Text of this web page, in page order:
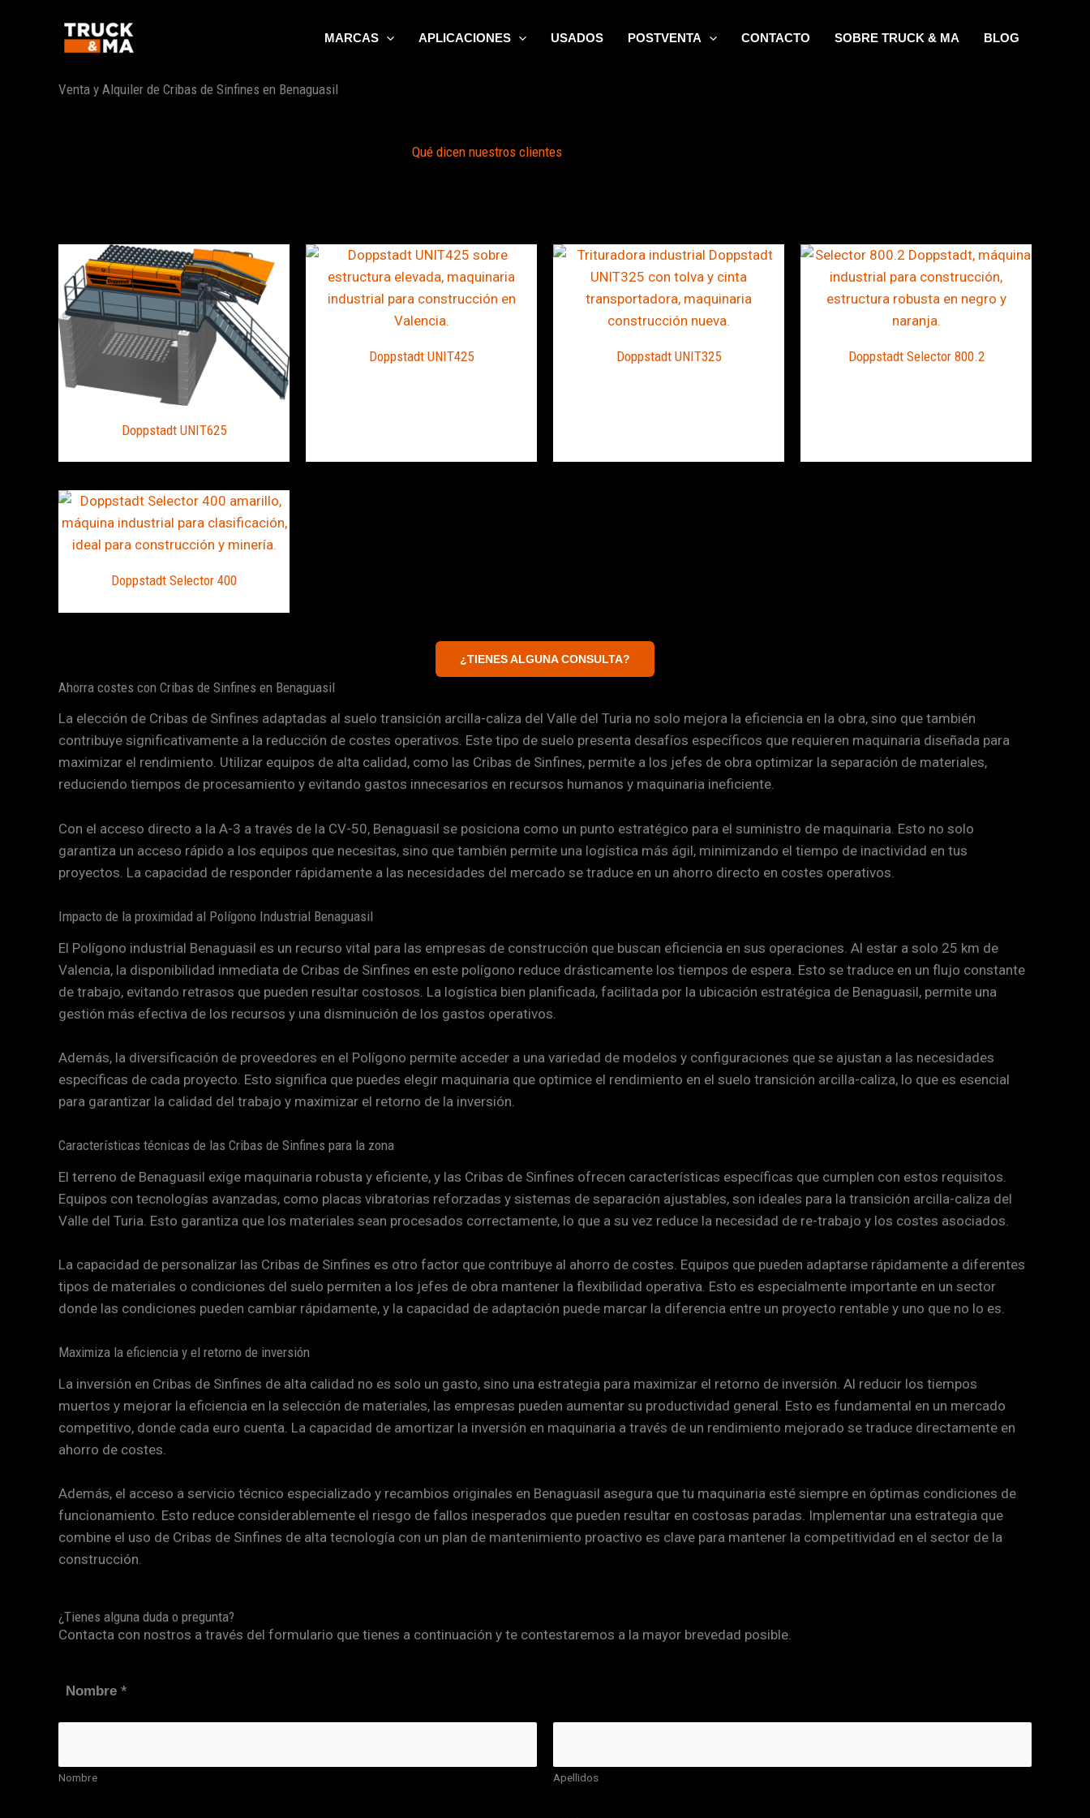
MARCAS APLICACIONES USADOS POSTVENTA CONTACTO SOBRE TRUCK & MA BLOG
Venta y Alquiler de Cribas de Sinfines en Benaguasil
Qué dicen nuestros clientes
Doppstadt UNIT625
Doppstadt UNIT425 Doppstadt UNIT325 Doppstadt Selector 800.2
Doppstadt Selector 400
¿TIENES ALGUNA CONSULTA?
Ahorra costes con Cribas de Sinfines en Benaguasil
La elección de Cribas de Sinfines adaptadas al suelo transición arcilla-caliza del Valle del Turia no solo mejora la eficiencia en la obra, sino que también
contribuye significativamente a la reducción de costes operativos. Este tipo de suelo presenta desafíos específicos que requieren maquinaria diseñada para
maximizar el rendimiento. Utilizar equipos de alta calidad, como las Cribas de Sinfines, permite a los jefes de obra optimizar la separación de materiales,
reduciendo tiempos de procesamiento y evitando gastos innecesarios en recursos humanos y maquinaria ineficiente.
Con el acceso directo a la A-3 a través de la CV-50, Benaguasil se posiciona como un punto estratégico para el suministro de maquinaria. Esto no solo
garantiza un acceso rápido a los equipos que necesitas, sino que también permite una logística más ágil, minimizando el tiempo de inactividad en tus
proyectos. La capacidad de responder rápidamente a las necesidades del mercado se traduce en un ahorro directo en costes operativos.
Impacto de la proximidad al Polígono Industrial Benaguasil
El Polígono industrial Benaguasil es un recurso vital para las empresas de construcción que buscan eficiencia en sus operaciones. Al estar a solo 25 km de
Valencia, la disponibilidad inmediata de Cribas de Sinfines en este polígono reduce drásticamente los tiempos de espera. Esto se traduce en un flujo constante
de trabajo, evitando retrasos que pueden resultar costosos. La logística bien planificada, facilitada por la ubicación estratégica de Benaguasil, permite una
gestión más efectiva de los recursos y una disminución de los gastos operativos.
Además, la diversificación de proveedores en el Polígono permite acceder a una variedad de modelos y configuraciones que se ajustan a las necesidades
específicas de cada proyecto. Esto significa que puedes elegir maquinaria que optimice el rendimiento en el suelo transición arcilla-caliza, lo que es esencial
para garantizar la calidad del trabajo y maximizar el retorno de la inversión.
Características técnicas de las Cribas de Sinfines para la zona
El terreno de Benaguasil exige maquinaria robusta y eficiente, y las Cribas de Sinfines ofrecen características específicas que cumplen con estos requisitos.
Equipos con tecnologías avanzadas, como placas vibratorias reforzadas y sistemas de separación ajustables, son ideales para la transición arcilla-caliza del
Valle del Turia. Esto garantiza que los materiales sean procesados correctamente, lo que a su vez reduce la necesidad de re-trabajo y los costes asociados.
La capacidad de personalizar las Cribas de Sinfines es otro factor que contribuye al ahorro de costes. Equipos que pueden adaptarse rápidamente a diferentes
tipos de materiales o condiciones del suelo permiten a los jefes de obra mantener la flexibilidad operativa. Esto es especialmente importante en un sector
donde las condiciones pueden cambiar rápidamente, y la capacidad de adaptación puede marcar la diferencia entre un proyecto rentable y uno que no lo es.
Maximiza la eficiencia y el retorno de inversión
La inversión en Cribas de Sinfines de alta calidad no es solo un gasto, sino una estrategia para maximizar el retorno de inversión. Al reducir los tiempos
muertos y mejorar la eficiencia en la selección de materiales, las empresas pueden aumentar su productividad general. Esto es fundamental en un mercado
competitivo, donde cada euro cuenta. La capacidad de amortizar la inversión en maquinaria a través de un rendimiento mejorado se traduce directamente en
ahorro de costes.
Además, el acceso a servicio técnico especializado y recambios originales en Benaguasil asegura que tu maquinaria esté siempre en óptimas condiciones de
funcionamiento. Esto reduce considerablemente el riesgo de fallos inesperados que pueden resultar en costosas paradas. Implementar una estrategia que
combine el uso de Cribas de Sinfines de alta tecnología con un plan de mantenimiento proactivo es clave para mantener la competitividad en el sector de la
construcción.
¿Tienes alguna duda o pregunta?
Contacta con nostros a través del formulario que tienes a continuación y te contestaremos a la mayor brevedad posible.
Nombre *
Nombre Apellidos